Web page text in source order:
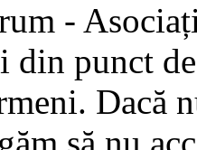
-
din punct
Dacă